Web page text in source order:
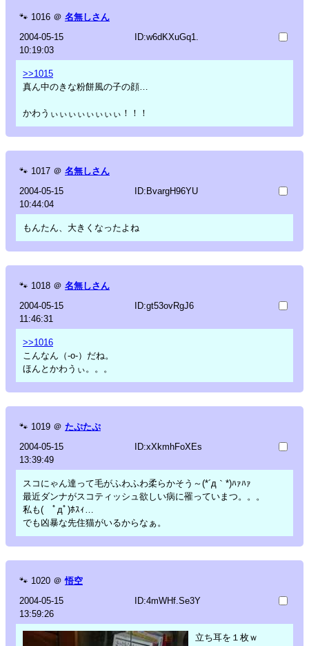
🐾 1016 ＠ 名無しさん
2004-05-15
10:19:03
ID:w6dKXuGq1.
>>1015
真ん中のきな粉餅風の子の顔…
かわうぃぃぃぃぃぃぃぃ！！！
🐾 1017 ＠ 名無しさん
2004-05-15
10:44:04
ID:BvargH96YU
もんたん、大きくなったよね
🐾 1018 ＠ 名無しさん
2004-05-15
11:46:31
ID:gt53ovRgJ6
>>1016
こんなん（-o-）だね。
ほんとかわうぃ。。。
🐾 1019 ＠ たぷたぷ
2004-05-15
13:39:49
ID:xXkmhFoXEs
スコにゃん達って毛がふわふわ柔らかそう～(*´д｀*)ﾊｧﾊｧ
最近ダンナがスコティッシュ欲しい病に罹っていまつ。。。
私も( ﾟдﾟ)ﾎｽｨ…
でも凶暴な先住猫がいるからなぁ。
🐾 1020 ＠ 悟空
2004-05-15
13:59:26
ID:4mWHf.Se3Y
立ち耳を１枚ｗ